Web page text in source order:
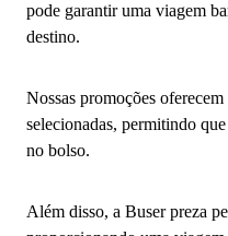
pode garantir uma viagem
destino.
Nossas promoções
selecionadas, permitindo
no bolso.
Além disso, a Buser preza